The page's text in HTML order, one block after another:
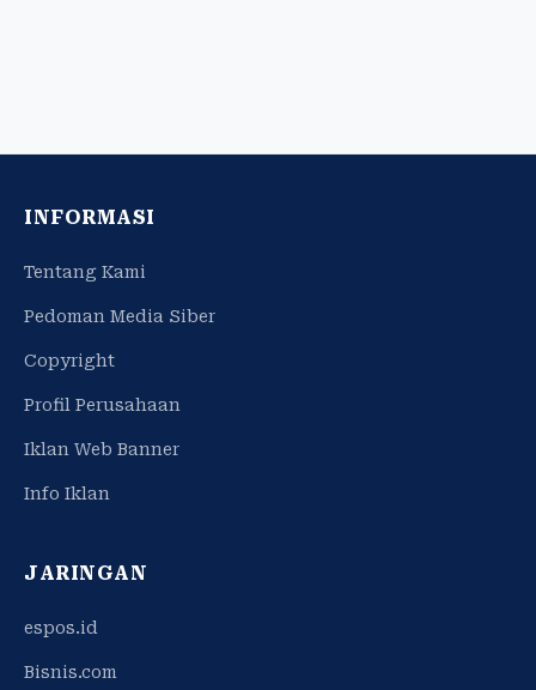
INFORMASI
Tentang Kami
Pedoman Media Siber
Copyright
Profil Perusahaan
Iklan Web Banner
Info Iklan
JARINGAN
espos.id
Bisnis.com